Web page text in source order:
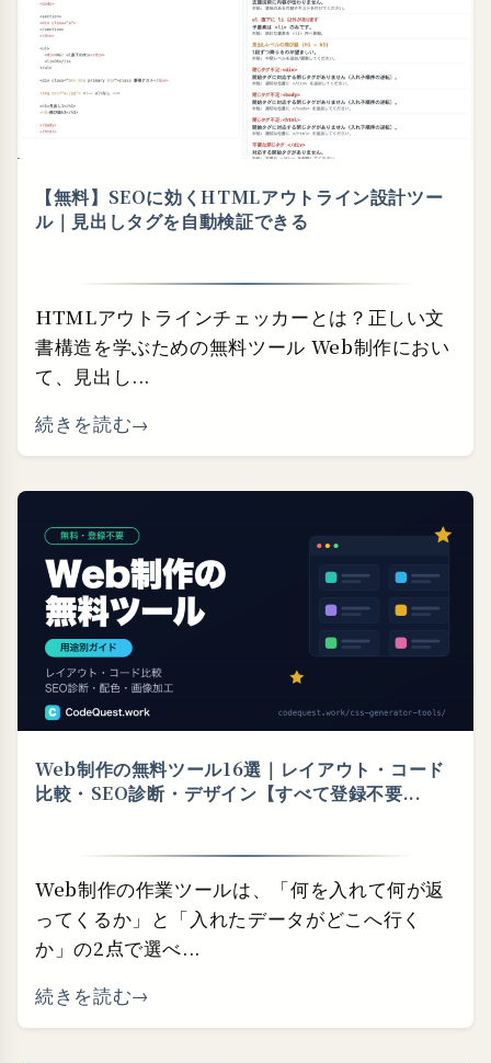
【無料】SEOに効くHTMLアウトライン設計ツー
ル｜見出しタグを自動検証できる
HTMLアウトラインチェッカーとは？正しい文
書構造を学ぶための無料ツール Web制作におい
て、見出し...
続きを読む
Web制作の無料ツール16選｜レイアウト・⁠コード
比較・⁠SEO診断・⁠デザイン【すべて登録不要...
Web制作の作業ツールは、「何を入れて何が返
ってくるか」と「入れたデータがどこへ行く
か」の2点で選べ...
続きを読む